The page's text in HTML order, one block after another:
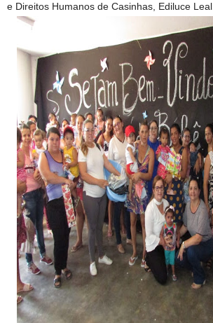
e Direitos Humanos de Casinhas, Ediluce Leal.